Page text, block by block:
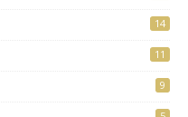
14
11
9